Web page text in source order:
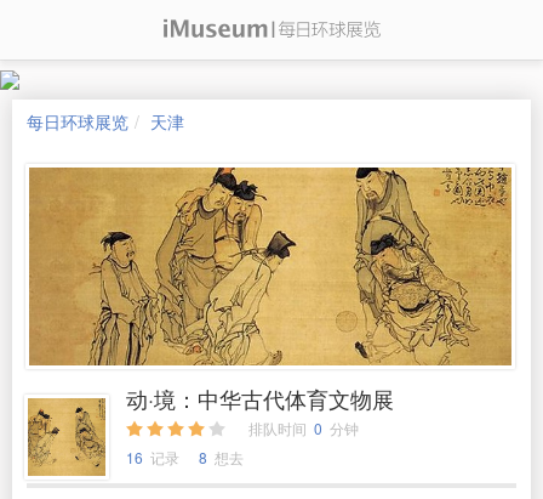
每日环球展览 天津
动·境：中华古代体育文物展
排队时间 0 分钟
16 记录 8 想去